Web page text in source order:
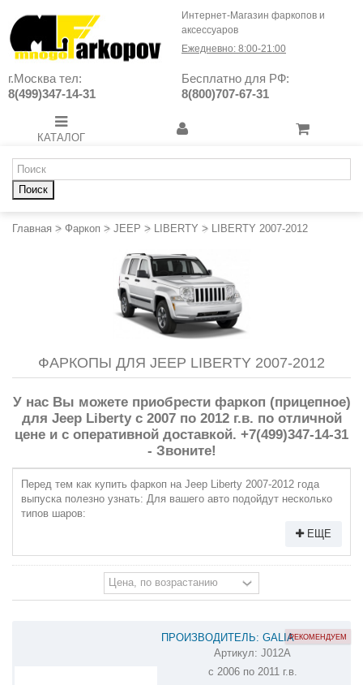
Интернет-Магазин фаркопов и
аксессуаров
Ежедневно: 8:00-21:00
г.Москва тел:
8(499)347-14-31
Бесплатно для РФ:
8(800)707-67-31
КАТАЛОГ
Поиск
Главная > Фаркоп > JEEP > LIBERTY > LIBERTY 2007-2012
ФАРКОПЫ ДЛЯ JEEP LIBERTY 2007-2012
У нас Вы можете приобрести фаркоп (прицепное)
для Jeep Liberty с 2007 по 2012 г.в. по отличной
цене и с оперативной доставкой. +7(499)347-14-31
- Звоните!
Перед тем как купить фаркоп на Jeep Liberty 2007-2012 года
выпуска полезно узнать: Для вашего авто подойдут несколько
типов шаров:
ЕЩЕ
ПРОИЗВОДИТЕЛЬ: GALIA
ОЦИНКОВАННЫЙ ФАРКОП НА JEEP
LIBERTY J012A
Артикул: J012A
с 2006 по 2011 г.в.
РЕКОМЕНДУЕМ